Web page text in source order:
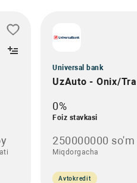
Universal bank
UzAuto - Onix/
0%
Foiz stavkasi
250000000 so'm
Miqdorgacha
Avtokredit